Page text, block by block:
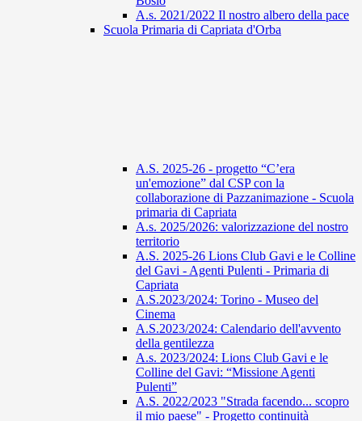
A.s. 2021/2022 Il nostro albero della pace
Scuola Primaria di Capriata d'Orba
A.S. 2025-26 - progetto “C’era
un'emozione” dal CSP con la
collaborazione di Pazzanimazione - Scuola
primaria di Capriata
A.s. 2025/2026: valorizzazione del nostro
territorio
A.S. 2025-26 Lions Club Gavi e le Colline
del Gavi - Agenti Pulenti - Primaria di
Capriata
A.S.2023/2024: Torino - Museo del
Cinema
A.S.2023/2024: Calendario dell'avvento
della gentilezza
A.s. 2023/2024: Lions Club Gavi e le
Colline del Gavi: “Missione Agenti
Pulenti”
A.S. 2022/2023 "Strada facendo... scopro
il mio paese" - Progetto continuità